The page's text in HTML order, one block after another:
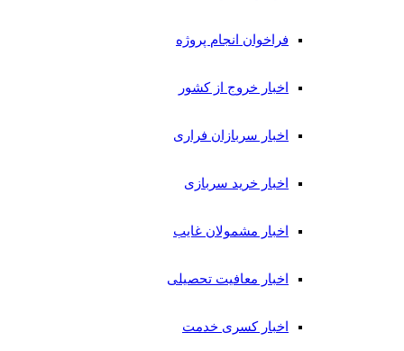
فراخوان انجام پروژه
اخبار خروج از کشور
اخبار سربازان فراری
اخبار خرید سربازی
اخبار مشمولان غایب
اخبار معافیت تحصیلی
اخبار کسری خدمت